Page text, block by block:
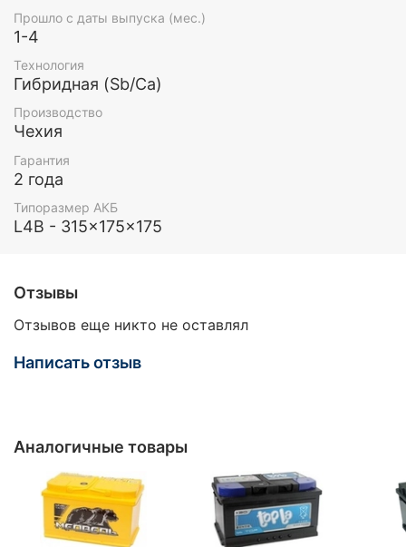
Прошло с даты выпуска (мес.)
1-4
Технология
Гибридная (Sb/Ca)
Производство
Чехия
Гарантия
2 года
Типоразмер АКБ
L4B - 315x175x175
Отзывы
Отзывов еще никто не оставлял
Написать отзыв
Аналогичные товары